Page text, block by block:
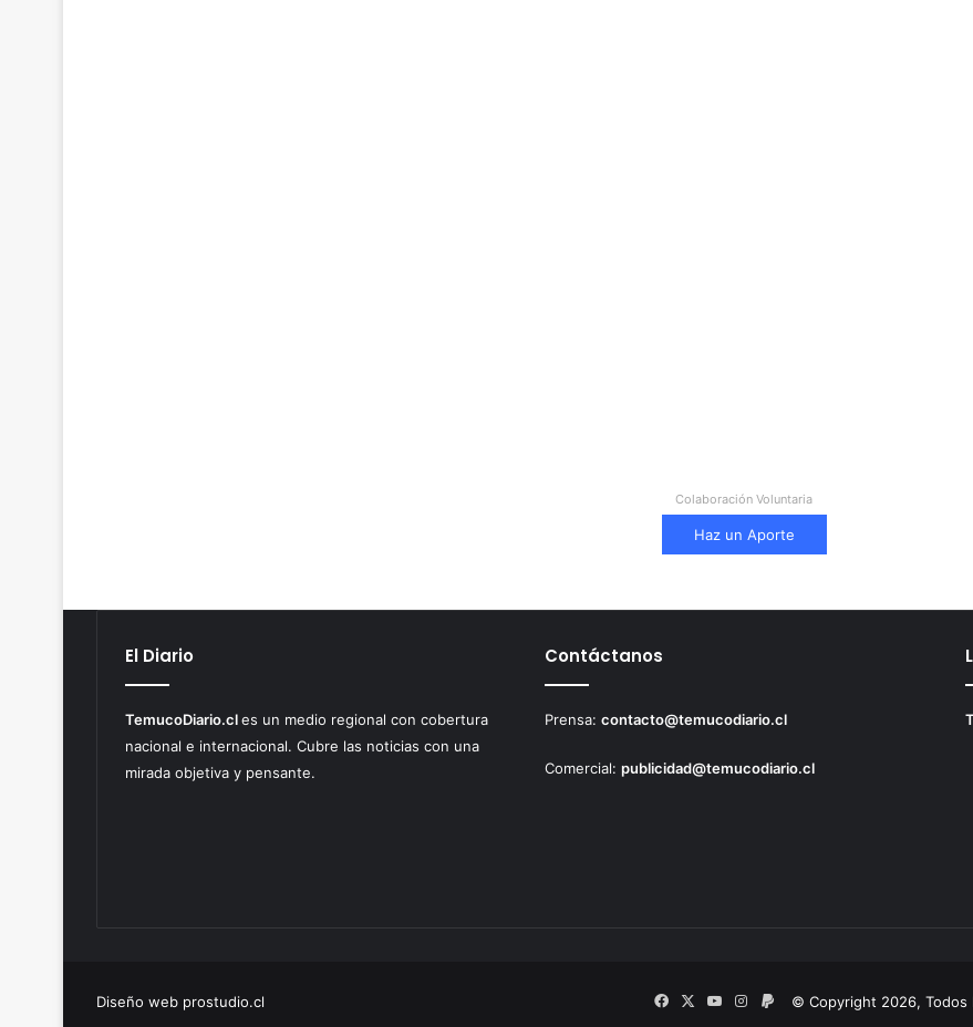
Colaboración Voluntaria
Haz un Aporte
El Diario
TemucoDiario.cles un medio regional con cobertura
nacional e internacional. Cubre las noticias con una
mirada objetiva y pensante.
Contáctanos
Prensa:contacto@temucodiario.cl
Comercial:publicidad@temucodiario.cl
Diseño web prostudio.cl © Copyright 2026,
FacebookYouTubeInstagram
PayPal